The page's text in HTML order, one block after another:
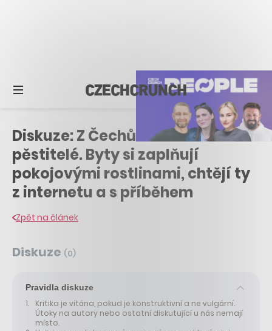
Diskuze: Z Čechů se stali
pěstitelé. Byty si zaplňují
pokojovými rostlinami, chtějí ty
z internetu a s příběhem
Zpět na článek
Diskuze (0)
Pravidla diskuze
Kritika je vítána, pokud je konstruktivní a ne vulgární.
Útoky na autory nebo ostatní diskutující u nás nemají
místo.